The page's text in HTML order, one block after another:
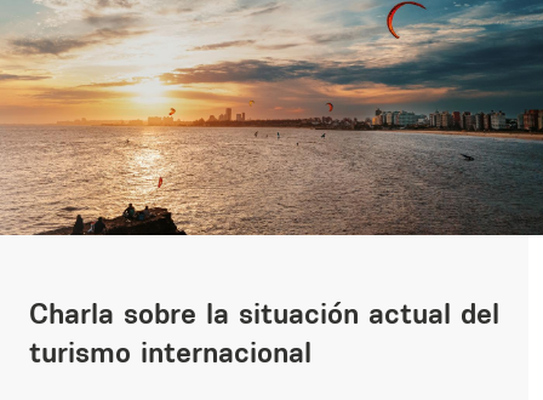
Charla sobre la situación actual del
turismo internacional